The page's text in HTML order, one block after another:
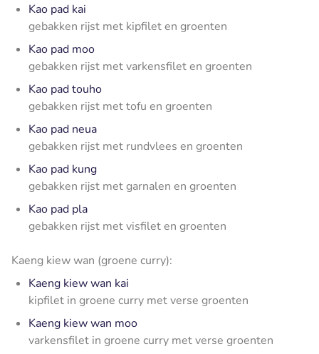
Kao pad kai
gebakken rijst met kipfilet en groenten
Kao pad moo
gebakken rijst met varkensfilet en groenten
Kao pad touho
gebakken rijst met tofu en groenten
Kao pad neua
gebakken rijst met rundvlees en groenten
Kao pad kung
gebakken rijst met garnalen en groenten
Kao pad pla
gebakken rijst met visfilet en groenten
Kaeng kiew wan (groene curry):
Kaeng kiew wan kai
kipfilet in groene curry met verse groenten
Kaeng kiew wan moo
varkensfilet in groene curry met verse groenten